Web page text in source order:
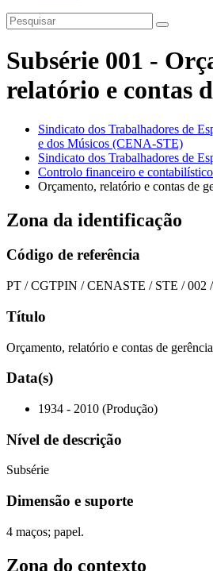
Subsérie 001 -
relatório e contas
Sindicato dos Trabalhadores de
e dos Músicos (CENA-STE)
Sindicato dos Trabalhadores de
Controlo financeiro e contabilístico
Orçamento, relatório e contas de
Zona da identificação
Código de referência
PT / CGTPIN / CENASTE / STE / 002 /
Título
Orçamento, relatório e contas de gerência
Data(s)
1934 - 2010 (Produção)
Nível de descrição
Subsérie
Dimensão e suporte
4 maços; papel.
Zona do contexto